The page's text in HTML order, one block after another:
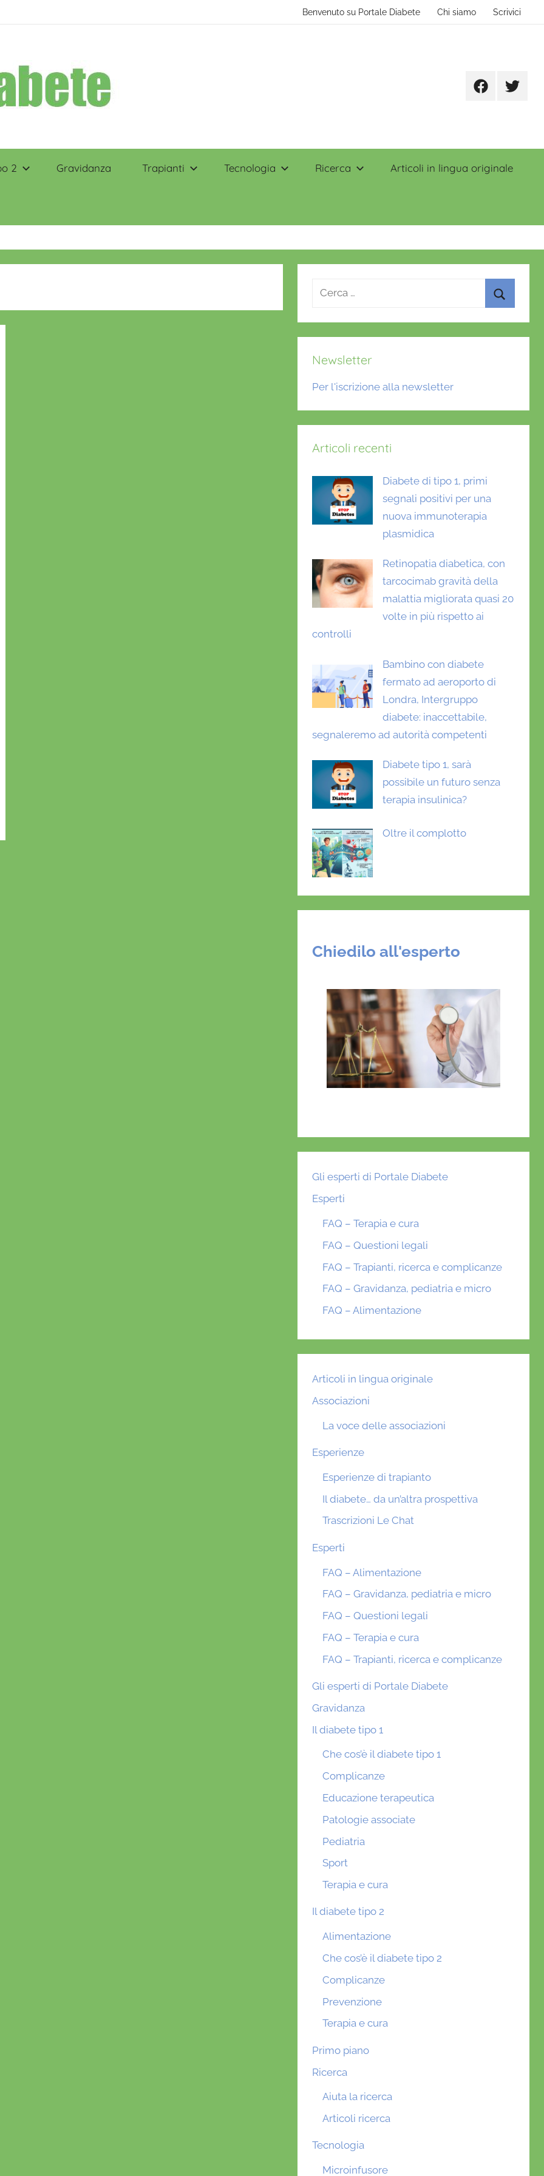
Benvenuto su Portale Diabete Chi siamo Scrivici
FacebookTwitter
2 Gravidanza Trapianti Tecnologia Ricerca Articoli in lingua originale
Ricerca
Newsletter
Per l'iscrizione alla newsletter
Articoli recenti
Diabete di tipo 1, primi
segnali positivi per una
nuova immunoterapia
plasmidica
Retinopatia diabetica, con
tarcocimab gravità della
malattia migliorata quasi 20
volte in più rispetto ai
controlli
Bambino con diabete
fermato ad aeroporto di
Londra, Intergruppo
diabete: inaccettabile,
segnaleremo ad autorità competenti
Diabete tipo 1, sarà
possibile un futuro senza
terapia insulinica?
Oltre il complotto
Chiedilo all'esperto
Gli esperti di Portale Diabete
Esperti
FAQ – Terapia e cura
FAQ – Questioni legali
FAQ – Trapianti, ricerca e complicanze
FAQ – Gravidanza, pediatria e micro
FAQ – Alimentazione
Articoli in lingua originale
Associazioni
La voce delle associazioni
Esperienze
Esperienze di trapianto
Il diabete… da un’altra prospettiva
Trascrizioni Le Chat
Esperti
FAQ – Alimentazione
FAQ – Gravidanza, pediatria e micro
FAQ – Questioni legali
FAQ – Terapia e cura
FAQ – Trapianti, ricerca e complicanze
Gli esperti di Portale Diabete
Gravidanza
Il diabete tipo 1
Che cos’è il diabete tipo 1
Complicanze
Educazione terapeutica
Patologie associate
Pediatria
Sport
Terapia e cura
Il diabete tipo 2
Alimentazione
Che cos’è il diabete tipo 2
Complicanze
Prevenzione
Terapia e cura
Primo piano
Ricerca
Aiuta la ricerca
Articoli ricerca
Tecnologia
Microinfusore